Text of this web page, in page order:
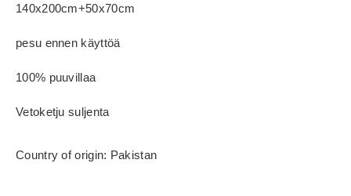
140x200cm+50x70cm
pesu ennen käyttöä
100% puuvillaa
Vetoketju suljenta
Country of origin: Pakistan